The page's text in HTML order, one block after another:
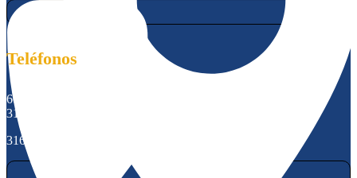
Teléfonos
601 8966121
315 6953932
316 0106132